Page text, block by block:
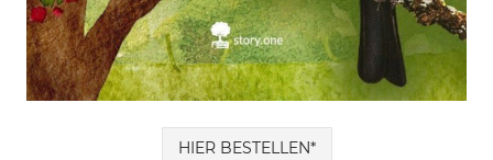
HIER BESTELLEN*